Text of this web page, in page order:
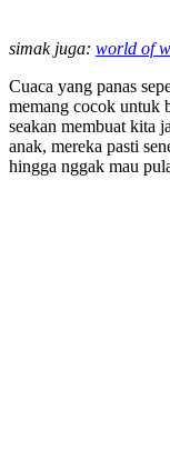
simak juga: world of
Cuaca yang panas
memang cocok untuk
seakan membuat kita
anak, mereka pasti
hingga nggak mau